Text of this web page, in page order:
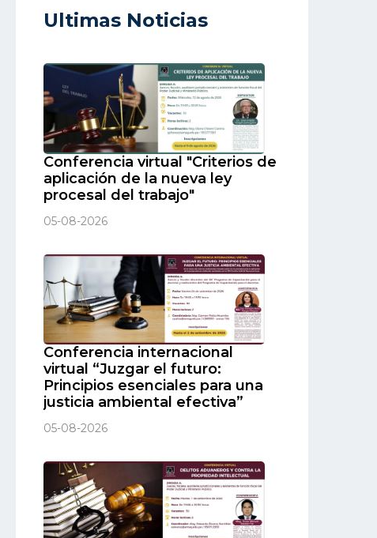
Ultimas Noticias
Conferencia virtual "Criterios de
aplicación de la nueva ley
procesal del trabajo"
05-08-2026
Conferencia internacional
virtual “Juzgar el futuro:
Principios esenciales para una
justicia ambiental efectiva”
05-08-2026